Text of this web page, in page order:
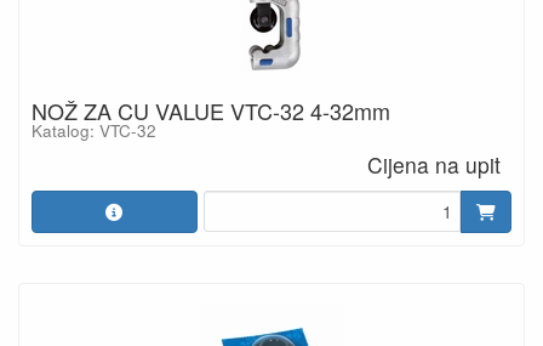
NOŽ ZA CU VALUE VTC-32 4-32mm
Katalog: VTC-32
Cijena na upit